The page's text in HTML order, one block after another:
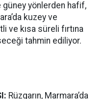
yönlerden hafif,
kuzey ve
ve kısa süreli fırtına
tahmin ediliyor.
Rüzgarın, Marmara’da